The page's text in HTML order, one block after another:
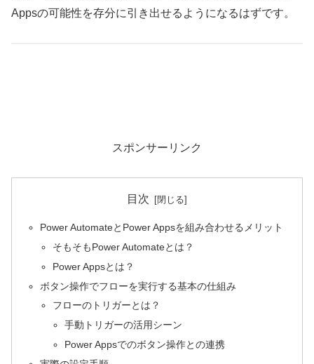
Appsの可能性を存分に引き出せるようになるはずです。
スポンサーリンク
目次
Power AutomateとPower Appsを組み合わせるメリット
そもそもPower Automateとは？
Power Appsとは？
ボタン操作でフローを実行する基本の仕組み
フローのトリガーとは？
手動トリガーの活用シーン
Power Appsでのボタン操作との連携